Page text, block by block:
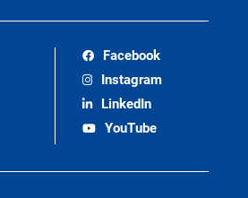
Facebook
Instagram
LinkedIn
YouTube